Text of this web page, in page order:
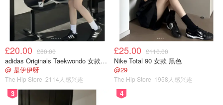
£20.00 £80.00
adidas Originals Taekwondo 女款黑色运动鞋
@ 是伊伊呀
The Hip Store 2114人感兴趣
£25.00 £110.00
Nike Total 90 女款 黑色
@29
The Hip Store 1958人感兴趣
3 4